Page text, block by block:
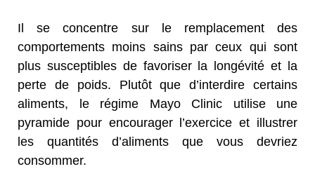
Il se concentre sur le remplacement des
comportements moins sains par ceux qui sont
plus susceptibles de favoriser la longévité et la
perte de poids. Plutôt que d’interdire certains
aliments, le régime Mayo Clinic utilise une
pyramide pour encourager l’exercice et illustrer
les quantités d’aliments que vous devriez
consommer.